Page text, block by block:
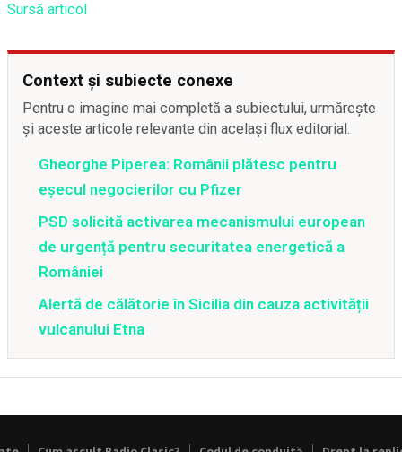
Sursă articol
Context și subiecte conexe
Pentru o imagine mai completă a subiectului, urmărește
și aceste articole relevante din același flux editorial.
Gheorghe Piperea: Românii plătesc pentru
eșecul negocierilor cu Pfizer
PSD solicită activarea mecanismului european
de urgență pentru securitatea energetică a
României
Alertă de călătorie în Sicilia din cauza activității
vulcanului Etna